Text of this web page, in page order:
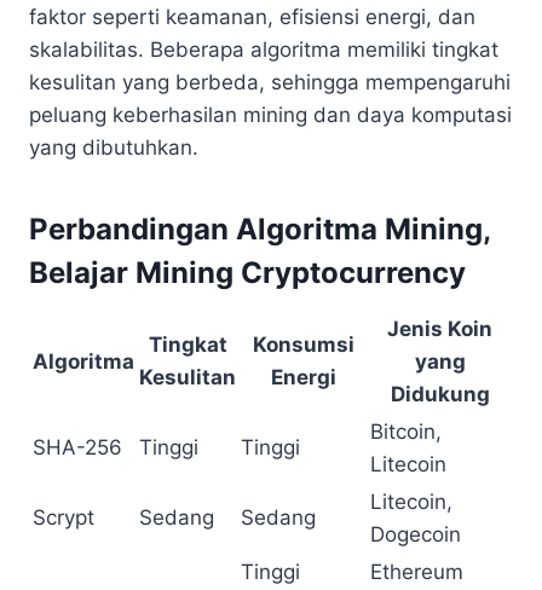
faktor seperti keamanan, efisiensi energi, dan
skalabilitas. Beberapa algoritma memiliki tingkat
kesulitan yang berbeda, sehingga mempengaruhi
peluang keberhasilan mining dan daya komputasi
yang dibutuhkan.
Perbandingan Algoritma Mining,
Belajar Mining Cryptocurrency
Algoritma
Tingkat
Kesulitan
Konsumsi
Energi
Jenis Koin
yang
Didukung
SHA-256 Tinggi Tinggi
Bitcoin,
Litecoin
Scrypt Sedang Sedang
Litecoin,
Dogecoin
Tinggi
Ethereum